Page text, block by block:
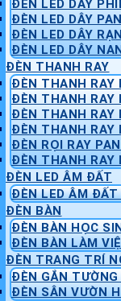
ĐÈN LED DÂY
ĐÈN LED DÂY
ĐÈN LED DÂY
ĐÈN LED DÂY
ĐÈN THANH RAY
ĐÈN THANH RAY
ĐÈN THANH RAY
ĐÈN THANH RAY
ĐÈN THANH RAY
ĐÈN RỌI RAY
ĐÈN THANH RAY
ĐÈN LED ÂM ĐẤT
ĐÈN LED ÂM ĐẤT
ĐÈN BÀN
ĐÈN BÀN HỌC
ĐÈN BÀN LÀM
ĐÈN TRANG TRÍ
ĐÈN GẮN TƯỜNG
ĐÈN SÂN VƯỜN